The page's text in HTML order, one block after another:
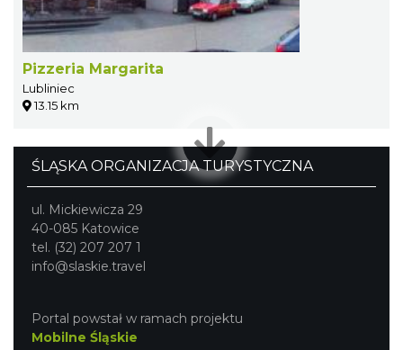
Pizzeria Margarita
Lubliniec
13.15 km
ŚLĄSKA ORGANIZACJA TURYSTYCZNA
ul. Mickiewicza 29
40-085 Katowice
tel. (32) 207 207 1
info@slaskie.travel
Portal powstał w ramach projektu
Mobilne Śląskie